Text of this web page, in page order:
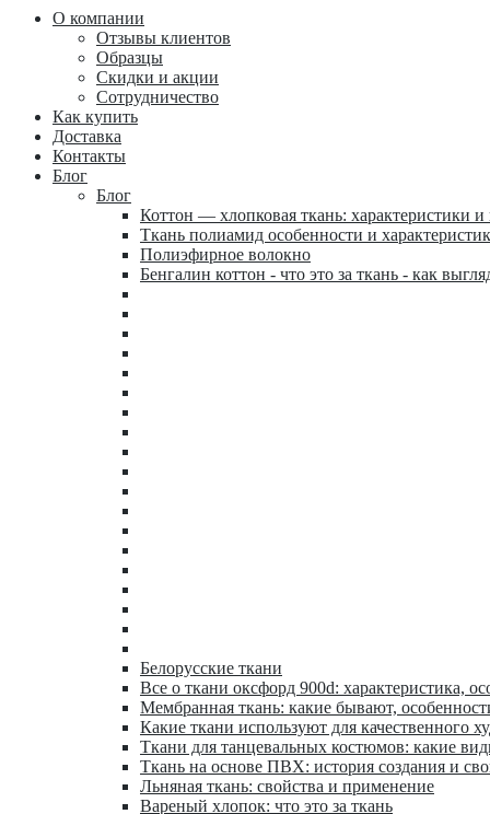
О компании
Отзывы клиентов
Образцы
Скидки и акции
Сотрудничество
Как купить
Доставка
Контакты
Блог
Блог
Коттон — хлопковая ткань: характеристики и
Ткань полиамид особенности и
Полиэфирное волокно
Бенгалин коттон - что это за ткань - как
Белорусские ткани
Все о ткани оксфорд 900d: характеристика,
Мембранная ткань: какие бывают,
Какие ткани используют для качественного
Ткани для танцевальных костюмов: какие
Ткань на основе ПВХ: история создания и
Льняная ткань: свойства и применение
Вареный хлопок: что это за ткань